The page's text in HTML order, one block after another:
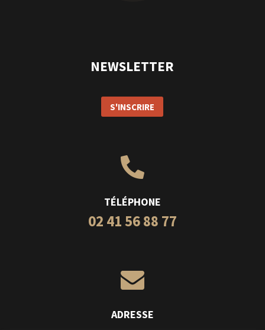
NEWSLETTER
S'INSCRIRE

TÉLÉPHONE
02 41 56 88 77

ADRESSE